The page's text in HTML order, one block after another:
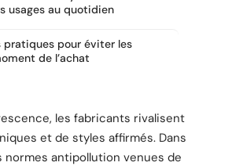
usages au quotidien
pratiques pour éviter les
de l’achat
les fabricants rivalisent
et de styles affirmés. Dans
normes antipollution venues de